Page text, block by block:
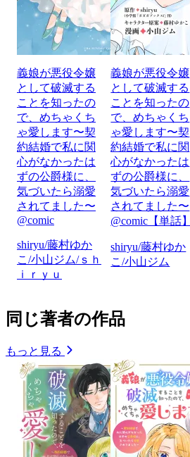
義娘が悪役令嬢
として破滅する
ことを知ったの
で、めちゃくち
ゃ愛します〜契
約結婚で私に関
心がなかったは
ずの公爵様に、
気づいたら溺愛
されてました〜
@comic
shiryu/藤村ゆか
こ/小山ジム/ｓｈ
ｉｒｙｕ
義娘が悪役令嬢
として破滅する
ことを知ったの
で、めちゃくち
ゃ愛します〜契
約結婚で私に関
心がなかったは
ずの公爵様に、
気づいたら溺愛
されてました〜
@comic【単話】
shiryu/藤村ゆか
こ/小山ジム
同じ著者の作品
もっと見る